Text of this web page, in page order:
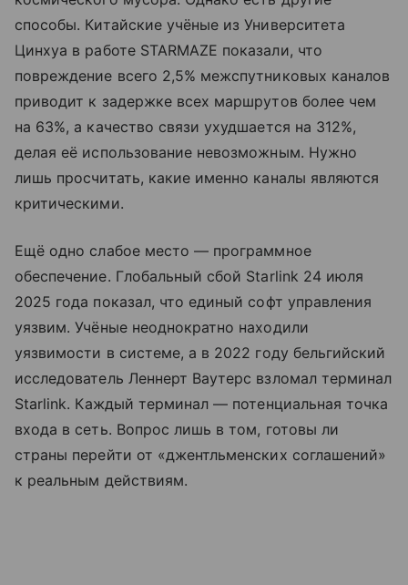
способы. Китайские учёные из Университета
Цинхуа в работе STARMAZE показали, что
повреждение всего 2,5% межспутниковых каналов
приводит к задержке всех маршрутов более чем
на 63%, а качество связи ухудшается на 312%,
делая её использование невозможным. Нужно
лишь просчитать, какие именно каналы являются
критическими.
Ещё одно слабое место — программное
обеспечение. Глобальный сбой Starlink 24 июля
2025 года показал, что единый софт управления
уязвим. Учёные неоднократно находили
уязвимости в системе, а в 2022 году бельгийский
исследователь Леннерт Ваутерс взломал терминал
Starlink. Каждый терминал — потенциальная точка
входа в сеть. Вопрос лишь в том, готовы ли
страны перейти от «джентльменских соглашений»
к реальным действиям.